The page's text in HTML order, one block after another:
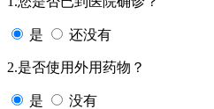
是 还没有
2.是否使用外用药物？
是 没有